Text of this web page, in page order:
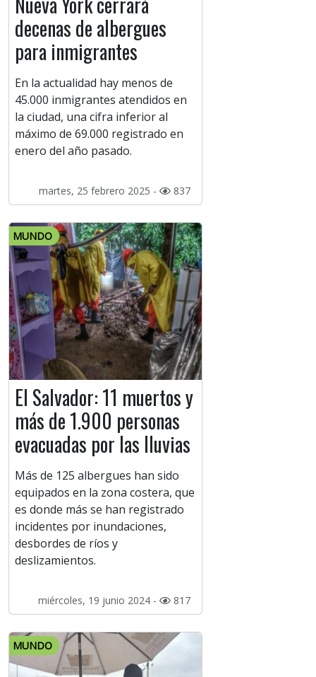
decenas de albergues
para inmigrantes
En la actualidad hay menos de
45.000 inmigrantes atendidos en
la ciudad, una cifra inferior al
máximo de 69.000 registrado en
enero del año pasado.
martes, 25 febrero 2025 - 837
MUNDO
El Salvador: 11 muertos y
más de 1.900 personas
evacuadas por las lluvias
Más de 125 albergues han sido
equipados en la zona costera, que
es donde más se han registrado
incidentes por inundaciones,
desbordes de ríos y
deslizamientos.
miércoles, 19 junio 2024 - 817
MUNDO